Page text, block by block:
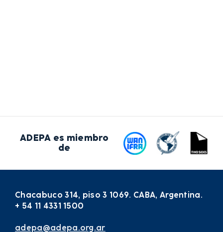
ADEPA es miembro
de
Chacabuco 314, piso 3 1069. CABA, Argentina.
+ 54 11 4331 1500
adepa@adepa.org.ar